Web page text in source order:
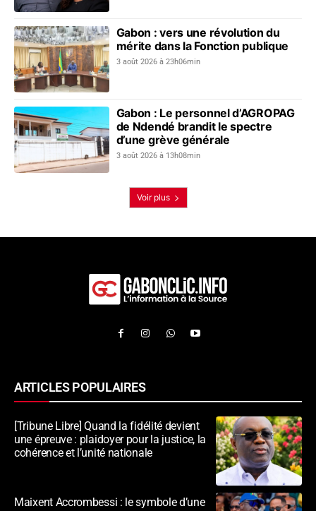
Gabon : vers une révolution du
mérite dans la Fonction publique
3 août 2026 à 23h06min
Gabon : Le personnel d’AGROPAG
de Ndendé brandit le spectre
d’une grève générale
3 août 2026 à 13h08min
Voir plus
ARTICLES POPULAIRES
[Tribune Libre] Quand la fidélité devient
une épreuve : plaidoyer pour la justice, la
cohérence et l’unité nationale
Maixent Accrombessi : le symbole d’une